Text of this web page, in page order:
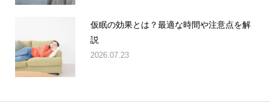
仮眠の効果とは？最適な時間や注意点を解
説
2026.07.23